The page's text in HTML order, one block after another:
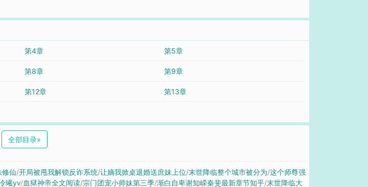
第4章 第5章
第8章 第9章
第12章 第13章
全部目录»
修仙/开局被甩我解锁反诈系统/让嫡我掀桌退婚送庶妹上位/末世降临整个城市被分为/这个师尊强
曦yv/血狱神帝全文阅读/宗门团宠小师妹第三季/渐白自卑谢知嵘秦斐最新章节知乎/末世降临大